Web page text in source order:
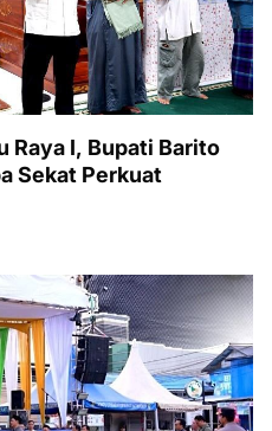
Raya I, Bupati Barito
Sekat Perkuat